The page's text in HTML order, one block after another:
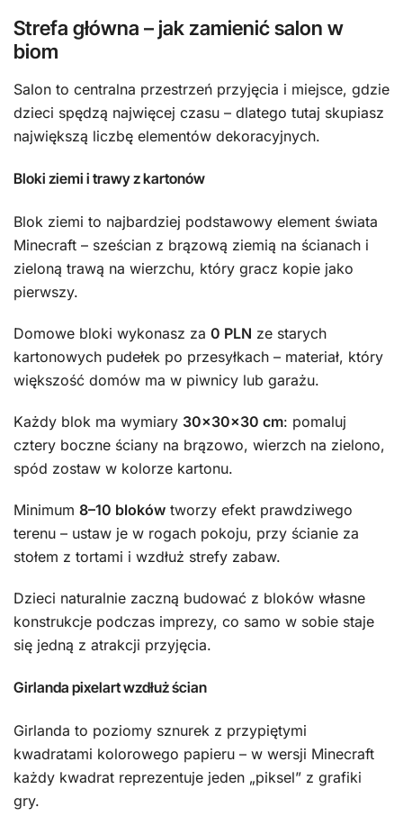
Strefa główna – jak zamienić salon w
biom
Salon to centralna przestrzeń przyjęcia i miejsce, gdzie
dzieci spędzą najwięcej czasu – dlatego tutaj skupiasz
największą liczbę elementów dekoracyjnych.
Bloki ziemi i trawy z kartonów
Blok ziemi to najbardziej podstawowy element świata
Minecraft – sześcian z brązową ziemią na ścianach i
zieloną trawą na wierzchu, który gracz kopie jako
pierwszy.
Domowe bloki wykonasz za 0 PLN ze starych
kartonowych pudełek po przesyłkach – materiał, który
większość domów ma w piwnicy lub garażu.
Każdy blok ma wymiary 30×30×30 cm: pomaluj
cztery boczne ściany na brązowo, wierzch na zielono,
spód zostaw w kolorze kartonu.
Minimum 8–10 bloków tworzy efekt prawdziwego
terenu – ustaw je w rogach pokoju, przy ścianie za
stołem z tortami i wzdłuż strefy zabaw.
Dzieci naturalnie zaczną budować z bloków własne
konstrukcje podczas imprezy, co samo w sobie staje
się jedną z atrakcji przyjęcia.
Girlanda pixelart wzdłuż ścian
Girlanda to poziomy sznurek z przypiętymi
kwadratami kolorowego papieru – w wersji Minecraft
każdy kwadrat reprezentuje jeden „piksel” z grafiki
gry.